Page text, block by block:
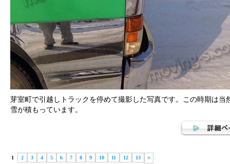
芽室町で引越しトラックを停めて撮影した写真です。この時期は当
雪が積もっています。
1 2 3 4 5 6 7 8 9 10 11 12 13 ＞